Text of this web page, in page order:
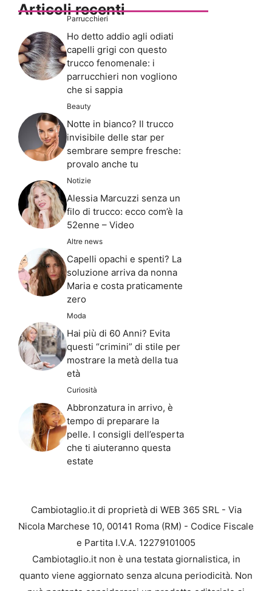
Articoli recenti
Parrucchieri
Ho detto addio agli odiati
capelli grigi con questo
trucco fenomenale: i
parrucchieri non vogliono
che si sappia
Beauty
Notte in bianco? Il trucco
invisibile delle star per
sembrare sempre fresche:
provalo anche tu
Notizie
Alessia Marcuzzi senza un
filo di trucco: ecco com’è la
52enne – Video
Altre news
Capelli opachi e spenti? La
soluzione arriva da nonna
Maria e costa praticamente
zero
Moda
Hai più di 60 Anni? Evita
questi “crimini” di stile per
mostrare la metà della tua
età
Curiosità
Abbronzatura in arrivo, è
tempo di preparare la
pelle. I consigli dell’esperta
che ti aiuteranno questa
estate
Cambiotaglio.it di proprietà di WEB 365 SRL - Via
Nicola Marchese 10, 00141 Roma (RM) - Codice Fiscale
e Partita I.V.A. 12279101005
Cambiotaglio.it non è una testata giornalistica, in
quanto viene aggiornato senza alcuna periodicità. Non